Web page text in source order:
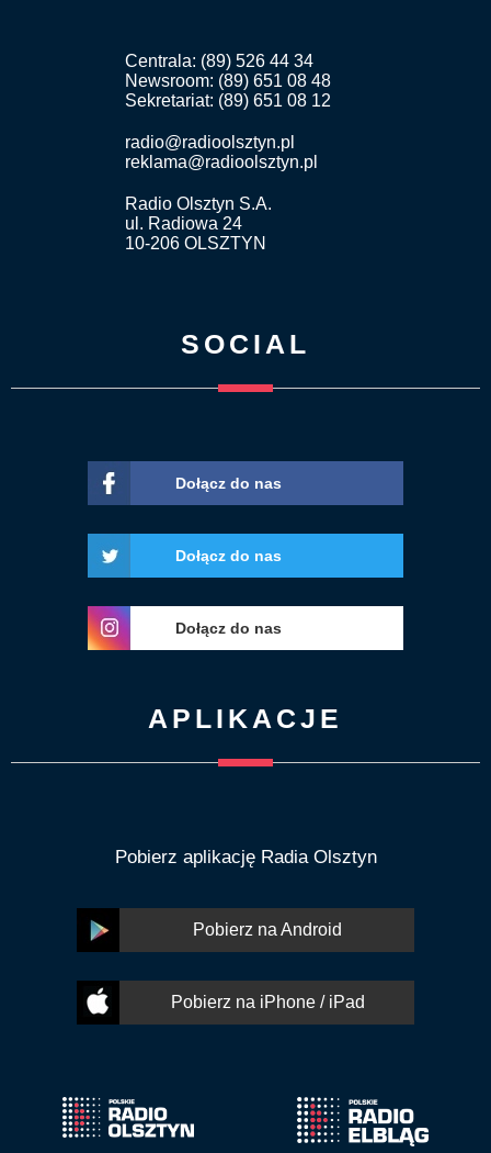
Centrala: (89) 526 44 34
Newsroom: (89) 651 08 48
Sekretariat: (89) 651 08 12
radio@radioolsztyn.pl
reklama@radioolsztyn.pl
Radio Olsztyn S.A.
ul. Radiowa 24
10-206 OLSZTYN
SOCIAL
Dołącz do nas
Dołącz do nas
Dołącz do nas
APLIKACJE
Pobierz aplikację Radia Olsztyn
Pobierz na Android
Pobierz na iPhone / iPad